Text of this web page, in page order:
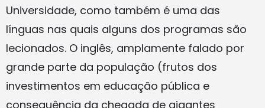
Universidade, como também é uma das
línguas nas quais alguns dos programas são
lecionados. O inglês, amplamente falado por
grande parte da população (frutos dos
investimentos em educação pública e
consequência da chegada de gigantes